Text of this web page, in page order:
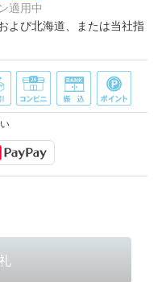
適用中
よび北海道、または当社指